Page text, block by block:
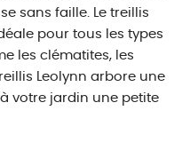
sans faille. Le treillis
pour tous les types
les clématites, les
Leolynn arbore une
votre jardin une petite